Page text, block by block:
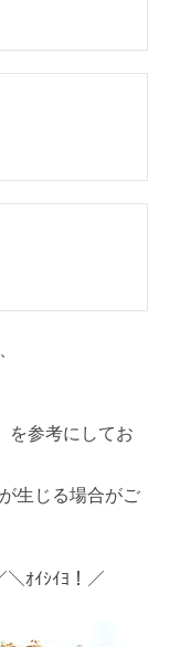
を参考にしてお
生じる場合がご
＼ｵｲｼｲﾖ！／